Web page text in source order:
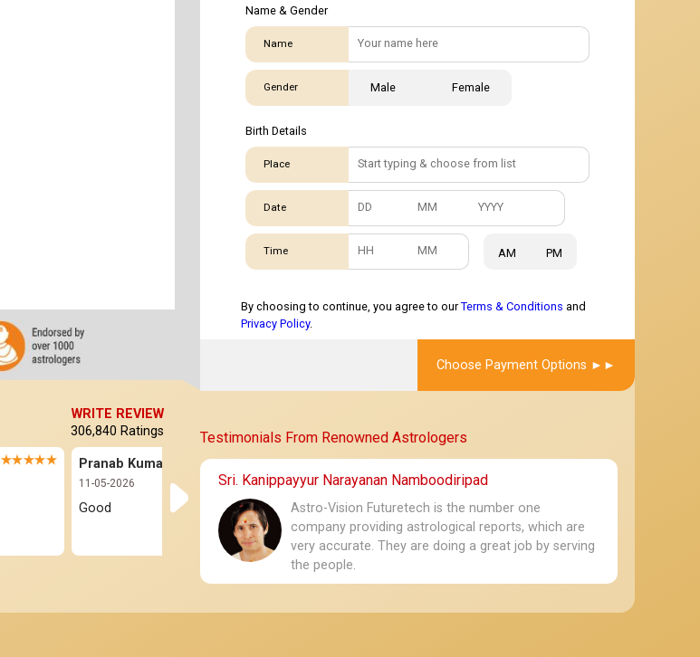
Name & Gender
Name
Gender Male Female
Birth Details
Place
Date
Time AM PM
By choosing to continue, you agree to ourTerms & Conditions and
Privacy Policy.
Choose Payment Options
WRITE REVIEW
306,840 Ratings
★★★★★ Pranab Kumar Ghorai ★★★★★
11-05-2026
Good
Pranab Kumar Ghorai ★★★★★
10-05-2026
Very good
Nakaraju Teja Veera
Testimonials From Renowned Astrologers
Sri. Kanippayyur Narayanan Namboodiripad
Astro-Vision Futuretech is the number one
company providing astrological reports, which are
very accurate. They are doing a great job by serving
the people.